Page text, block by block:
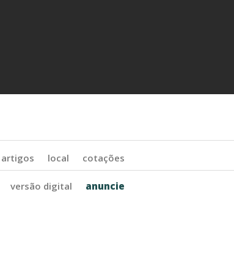
artigos local cotações
versão digital anuncie